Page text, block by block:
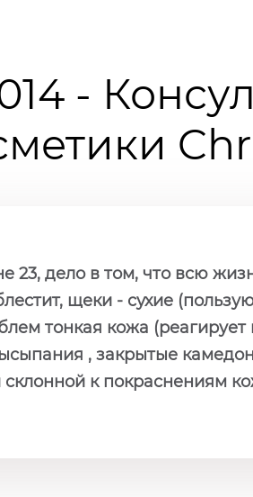
-
дело в том, что всю
щеки - сухие
тонкая кожа (реагирует
, закрытые
к покраснениям